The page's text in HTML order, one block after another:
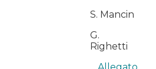
S. Mancin
G.
Righetti